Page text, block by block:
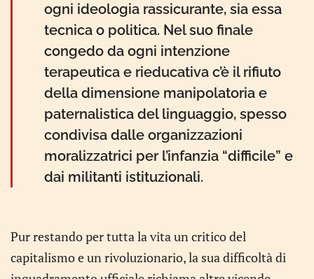
ogni ideologia rassicurante, sia essa
tecnica o politica. Nel suo finale
congedo da ogni intenzione
terapeutica e rieducativa c’è il rifiuto
della dimensione manipolatoria e
paternalistica del linguaggio, spesso
condivisa dalle organizzazioni
moralizzatrici per l’infanzia “difficile” e
dai militanti istituzionali.
Pur restando per tutta la vita un critico del
capitalismo e un rivoluzionario, la sua difficoltà di